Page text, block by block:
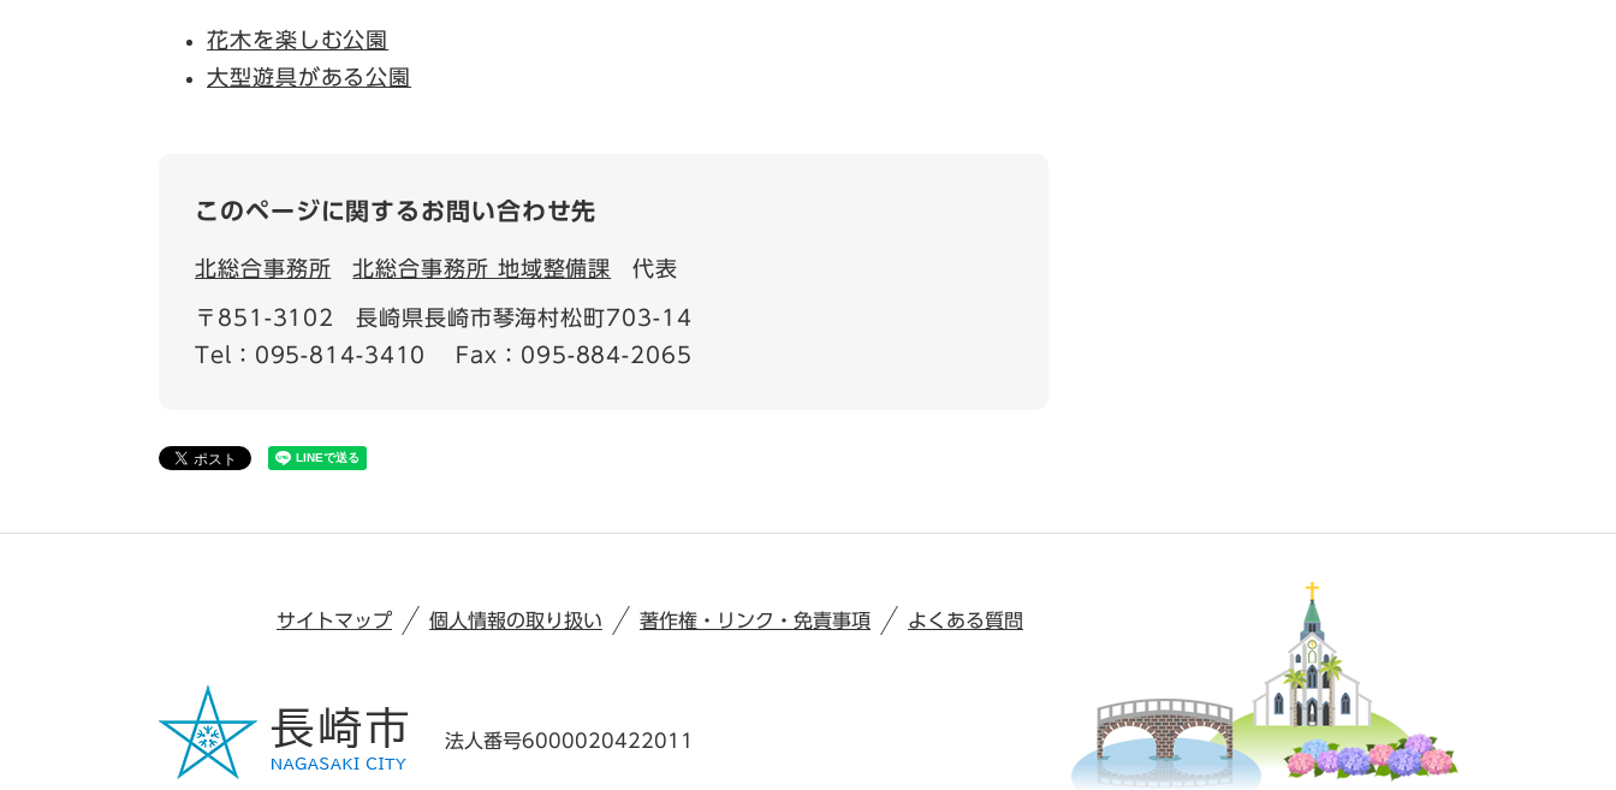
花木を楽しむ公園
大型遊具がある公園
このページに関するお問い合わせ先
北総合事務所 北総合事務所 地域整備課 代表
〒851-3102
長崎県長崎市琴海村松町703-14
Tel：095-814-3410
Fax：095-884-2065
サイトマップ 個人情報の取り扱い 著作権・リンク・免責事項 よくある質問
法人番号6000020422011